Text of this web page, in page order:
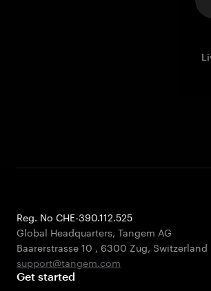
Reg. No CHE-390.112.525
Global Headquarters, Tangem AG
Baarerstrasse 10 , 6300 Zug, Switzerland
support@tangem.com
Get started